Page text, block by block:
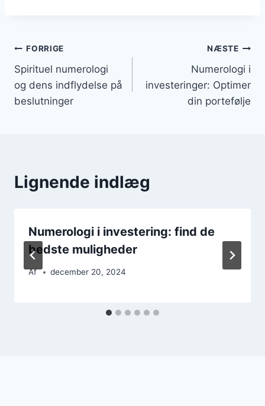
Indlægsnavigation
FORRIGE
Spirituel numerologi
og dens indflydelse på
beslutninger
NÆSTE
Numerologi i
investeringer: Optimer
din portefølje
Lignende indlæg
Numerologi i investering: find de
bedste muligheder
Af december 20, 2024